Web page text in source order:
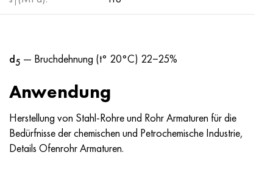
d5 — Bruchdehnung (t° 20°C) 22−25%
Anwendung
Herstellung von Stahl-Rohre und Rohr Armaturen für die
Bedürfnisse der chemischen und Petrochemische Industrie,
Details Ofenrohr Armaturen.
Nimonik 90
Haynes 25
Haynes 188
Haynes 230
Präzisionsrohre
N70MFV
AM-350 - ams 5548
Sustom 450® - uns S45000
Griechisch Ascoloy 418
Rohr rostfrei
45H14N14V2М
65H13
90H18МF
95H18
AS35G2, 36smnpb14, 1.0765
40HN2MA, 34CrNiMo4, 36hnm
38HS, 37hs
38ХА, 37Cr4, aisi 5135